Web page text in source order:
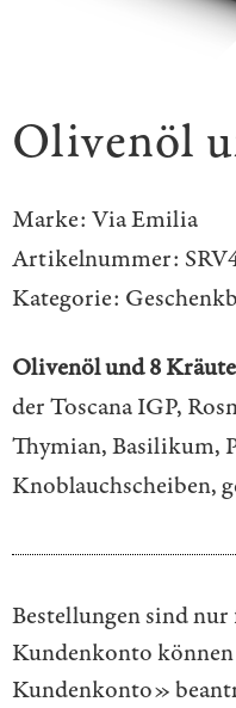
Olivenöl
Marke: Via Emilia
Artikelnummer:
Kategorie:
Olivenöl und 8
der Toscana IGP,
Thymian, Basilikum,
Knoblauchscheiben,
Bestellungen sind
Kundenkonto
Kundenkonto»